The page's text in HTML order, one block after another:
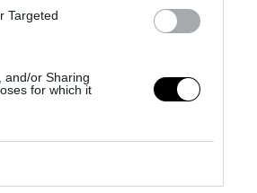
Targeted
and/or Sharing
for which it
GQ y
"Se sienten